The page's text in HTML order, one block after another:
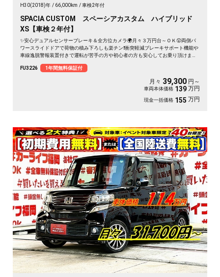
H30(2018)年 66,000km 車検2年付
SPACIA CUSTOM スペーシアカスタム ハイブリッド
XS【車検２年付】
✨安心デュアルセンサーブレーキ＆全方位カメラ🌍月々３万円台～ＯＫ😲両側パ
ワースライドドアで荷物の積み下ろしも楽チン❗衝突軽減ブレーキサポート機能や
車線逸脱警報装置付きで運転が苦手の方や初心者の方も安心してお乗り頂けます
ーキュレーターが付いており快適な車内空間です🚗シートヒーターで冬場も快適
FU3226 1年間無料保証付
月々 39,300 円～
車両本体価格 139 万円
現金一括価格 155 万円